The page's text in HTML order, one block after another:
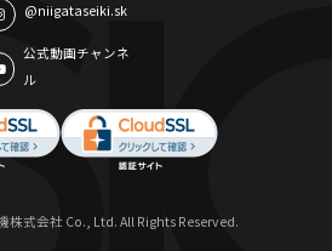
@niigataseiki.sk
公式動画チャンネ
ル
式会社 Co., Ltd. All Rights Reserved.